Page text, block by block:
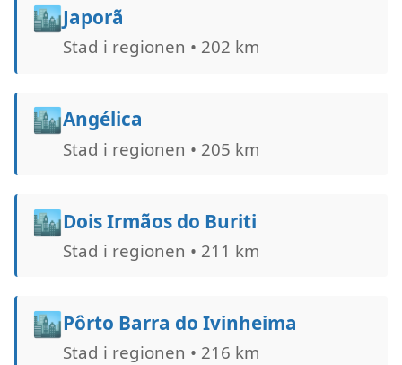
🏙️Japorã
Stad i regionen • 202 km
🏙️Angélica
Stad i regionen • 205 km
🏙️Dois Irmãos do Buriti
Stad i regionen • 211 km
🏙️Pôrto Barra do Ivinheima
Stad i regionen • 216 km